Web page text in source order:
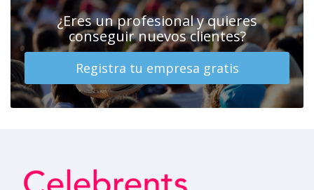
¿Eres un profesional y quieres
conseguir nuevos clientes?
Registra tu empresa gratis